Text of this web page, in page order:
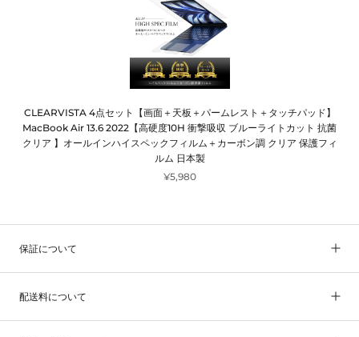
CLEARVISTA 4点セット【画面＋天板＋パームレスト＋タッチパッド】
MacBook Air 13.6 2022【高硬度10H 衝撃吸収 ブルーライトカット 抗菌
クリア 】オールインハイスペックフィルム＋カーボン調 クリア 保護フィ
ルム 日本製
¥5,980
保証について
配送料について